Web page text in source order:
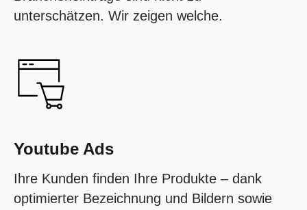
unterschätzen. Wir zeigen welche.
Youtube Ads
Ihre Kunden finden Ihre Produkte – dank
optimierter Bezeichnung und Bildern sowie